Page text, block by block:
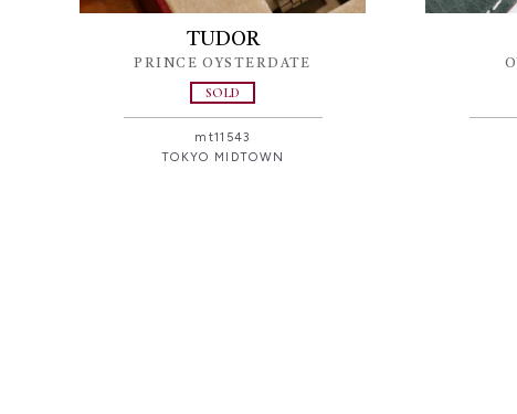
TUDOR
PRINCE OYSTERDATE
SOLD
mt11543
TOKYO MIDTOWN